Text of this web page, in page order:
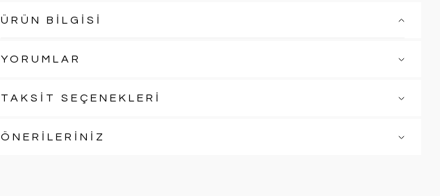
ÜRÜN BİLGİSİ
YORUMLAR
TAKSİT SEÇENEKLERİ
ÖNERİLERİNİZ